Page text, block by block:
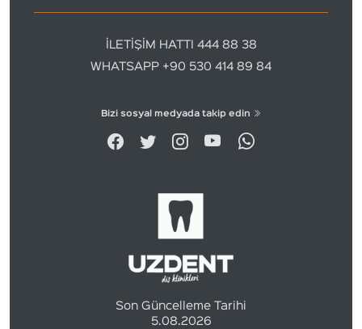
İLETİŞİM HATTI 444 88 38
WHATSAPP +90 530 414 89 84
Bizi sosyal medyada takip edin
Son Güncelleme Tarihi
5.08.2026